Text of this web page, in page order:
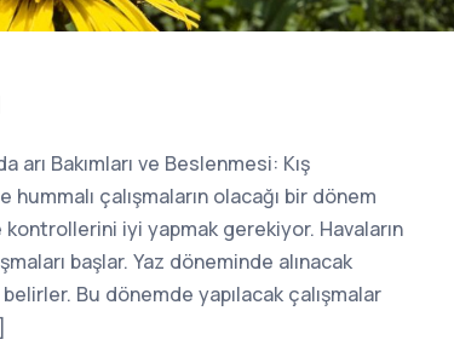
arı Bakımları ve Beslenmesi: Kış
çalışmaların olacağı bir dönem
iyi yapmak gerekiyor. Havaların
başlar. Yaz döneminde alınacak
Bu dönemde yapılacak çalışmalar